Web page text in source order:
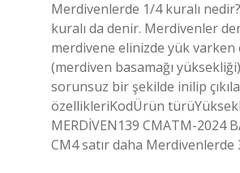
Merdivenlerde 1/4 kuralı
kuralı da denir. Merdivenler
merdivene elinizde yük varken
(merdiven basamağı
sorunsuz bir şekilde inilip
özellikleriKodÜrün
MERDİVEN139 CMATM-2024
CM4 satır daha Merdivenlerde